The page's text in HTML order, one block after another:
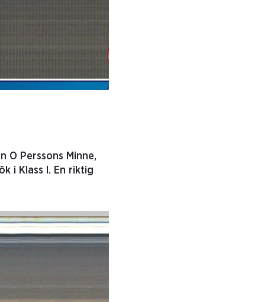
O Perssons Minne,
i Klass I. En riktig